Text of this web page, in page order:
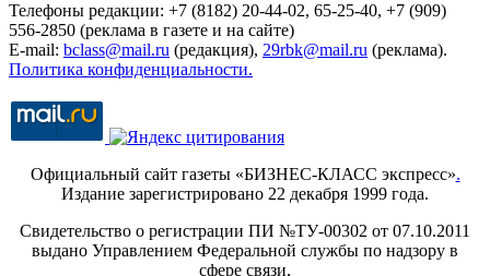
Телефоны редакции: +7 (8182) 20-44-02, 65-25-40, +7 (909)
556-2850 (реклама в газете и на сайте)
E-mail: bclass@mail.ru (редакция), 29rbk@mail.ru (реклама).
Политика конфиденциальности.
Официальный сайт газеты «БИЗНЕС-КЛАСС экспресс».
Издание зарегистрировано 22 декабря 1999 года.
Свидетельство о регистрации ПИ №ТУ-00302 от 07.10.2011
выдано Управлением Федеральной службы по надзору в
сфере связи,